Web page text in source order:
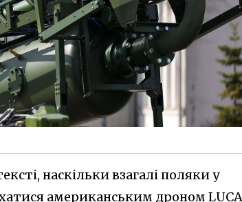
наскільки взагалі поляки у
американським дроном